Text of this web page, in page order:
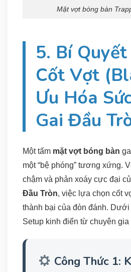
Mặt vợt bóng bàn
5. Bí Quyết
Cốt Vợt
Ưu Hóa
Gai Đầu
Một tấm mặt vợt bóng bàn
một “bệ phóng” tương xứng.
chậm và phản xoáy cực đại
Đầu Tròn, việc lựa chọn cốt
thành bại của đòn đánh.
Setup kinh điển từ chuyên
Công Thức 1: